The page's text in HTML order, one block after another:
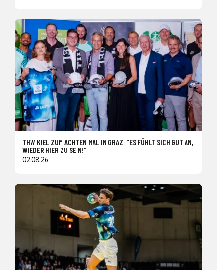
THW KIEL ZUM ACHTEN MAL IN GRAZ: "ES FÜHLT SICH GUT AN,
WIEDER HIER ZU SEIN!"
02.08.26